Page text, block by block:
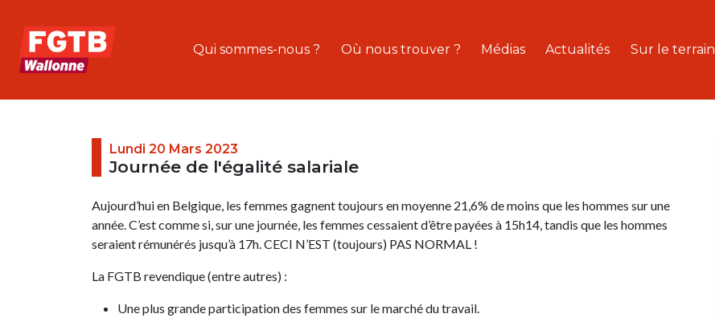
Qui sommes-nous ? Où nous trouver ? Médias Actualités Sur le terrain
Lundi 20 Mars 2023
Journée de l'égalité salariale
Aujourd’hui en Belgique, les femmes gagnent toujours en moyenne 21,6% de moins que les hommes sur une
année. C’est comme si, sur une journée, les femmes cessaient d’être payées à 15h14, tandis que les hommes
seraient rémunérés jusqu’à 17h. CECI N’EST (toujours) PAS NORMAL !
La FGTB revendique (entre autres) :
Une plus grande participation des femmes sur le marché du travail.